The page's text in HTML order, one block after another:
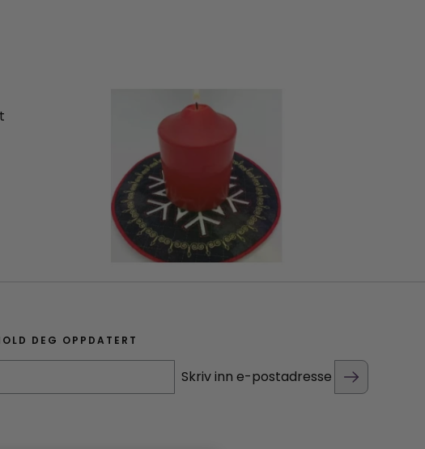
DEG OPPDATERT
Skriv inn e-postadresse